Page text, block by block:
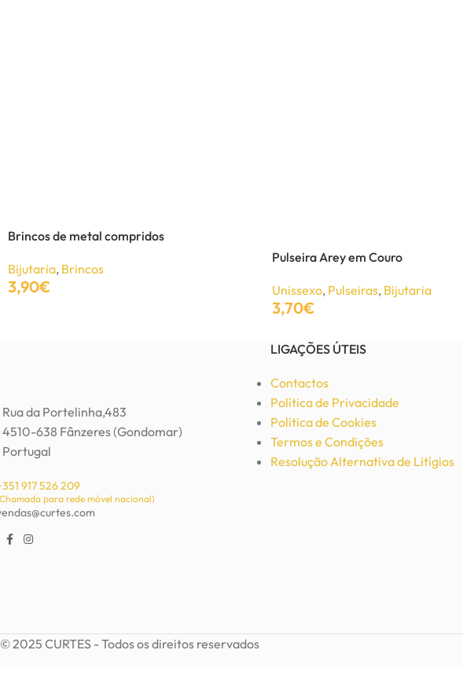
Brincos de metal compridos
Bijutaria, Brincos
3,90€
Pulseira Arey em Couro
Unissexo, Pulseiras, Bijutaria
3,70€
Adicionar
Rua da Portelinha,483
4510-638 Fânzeres (Gondomar)
Portugal
917 526 209
para rede móvel nacional)
LIGAÇÕES ÚTEIS
Contactos
Política de Privacidade
Política de Cookies
Termos e Condições
Resolução Alternativa de Litígios
© 2025 CURTES - Todos os direitos reservados